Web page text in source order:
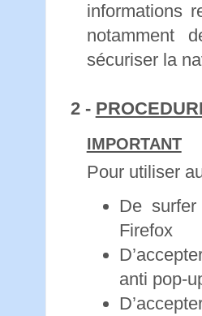
informations
notamment
sécuriser la
2 -
IMPORTANT
Pour utiliser
De
Firefox
anti pop-